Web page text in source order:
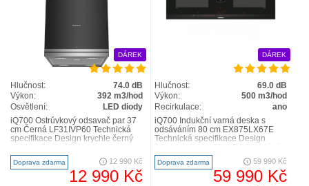
DÁREK
Hlučnost:
74.0 dB
Výkon:
392 m3/hod
Osvětlení:
LED diody
iQ700 Ostrůvkový odsavač par 37
cm Černá LF31IVP60 Technická
specifikace Design krychle černý
spotřeba ..
Doprava zdarma 12 990 Kč
12 990 Kč
DÁREK
Hlučnost:
69.0 dB
Výkon:
500 m3/hod
Recirkulace:
ano
iQ700 Indukční varná deska s
odsáváním 80 cm EX875LX67E
Technická specifikace Design
dual lightSlider ..
Doprava zdarma 59 990 Kč
59 990 Kč